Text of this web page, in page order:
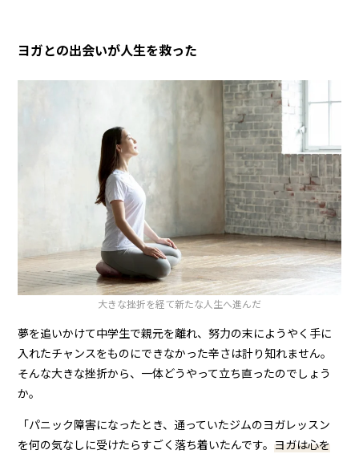
ヨガとの出会いが人生を救った
大きな挫折を経て新たな人生へ進んだ
夢を追いかけて中学生で親元を離れ、努力の末にようやく手に
入れたチャンスをものにできなかった辛さは計り知れません。
そんな大きな挫折から、一体どうやって立ち直ったのでしょう
か。
「パニック障害になったとき、通っていたジムのヨガレッスン
を何の気なしに受けたらすごく落ち着いたんです。ヨガは心を